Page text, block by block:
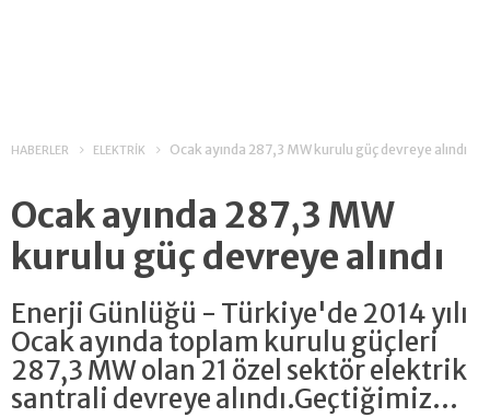
HABERLER ELEKTRİK Ocak ayında 287,3 MW kurulu güç devreye alındı
Ocak ayında 287,3 MW
kurulu güç devreye alındı
Enerji Günlüğü - Türkiye'de 2014 yılı
Ocak ayında toplam kurulu güçleri
287,3 MW olan 21 özel sektör elektrik
santrali devreye alındı.Geçtiğimiz...